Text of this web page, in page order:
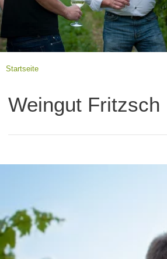
Startseite
Weingut Fritzsch